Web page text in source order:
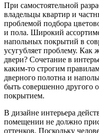
При самостоятельной
владельцы квартир и
проблемой подбора
и пола. Широкий
напольных покрытий в
усугубляет проблему. Как
двери? Сочетание в
каким-то строгим
дверного полотна и
быть совершенно другого
покрытием.
В дизайне интерьера
помещении не должно
оттенков. Поскольку